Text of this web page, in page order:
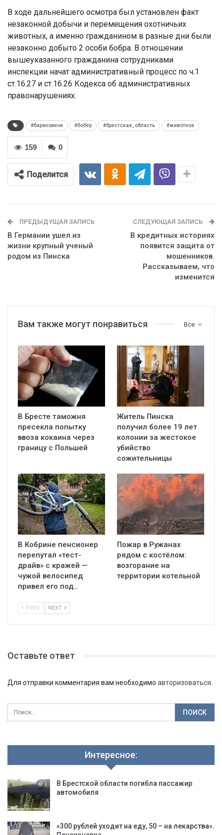
В ходе дальнейшего осмотра был установлен факт
незаконной добычи и перемещения охотничьих
животных, а именно гражданином в разные дни были
незаконно добыто 2 особи бобра. В отношении
вышеуказанного гражданина сотрудниками
инспекции начат административный процесс по ч.1
ст.16.27 и ст.16.26 Кодекса об административных
правонарушениях.
#барановичи #бобёр #брестская_область #животное
0
159
Поделится
ПРЕДЫДУЩАЯ ЗАПИСЬ
В Германии ушел из
жизни крупный ученый
родом из Пинска
СЛЕДУЮЩАЯ ЗАПИСЬ
В кредитных историях
появится защита от
мошенников.
Рассказываем, что
изменится
Все
Вам также могут понравиться
В Бресте таможня
пресекла попытку
ввоза кокаина через
границу с Польшей
Житель Пинска
получил более 19 лет
колонии за жестокое
убийство
сожительницы
В Кобрине пенсионер
перепутал «тест-
драйв» с кражей —
чужой велосипед
привел его под…
Пожар в Ружанах
рядом с костёлом:
возгорание на
территории котельной
PREV NEXT
Оставьте ответ
Для отправки комментария вам необходимо авторизоваться.
Интересное:
В Брестской области погибла пассажир
автомобиля
«300 рублей уходит на еду, 50 – на лекарства».